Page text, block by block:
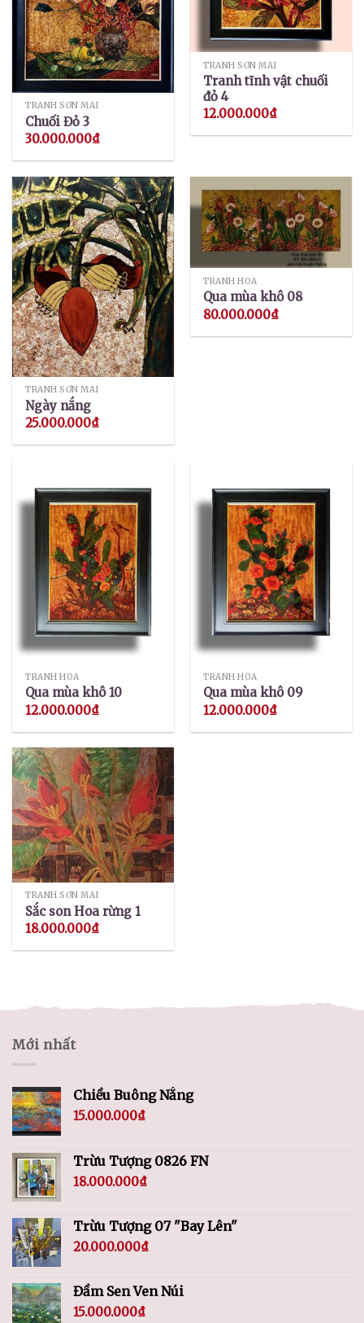
TRANH SƠN MÀI
Chuối Đỏ 3
30.000.000₫
TRANH SƠN MÀI
Tranh tĩnh vật chuối
đỏ 4
12.000.000₫
TRANH SƠN MÀI
Ngày nắng
25.000.000₫
TRANH HOA
Qua mùa khô 08
80.000.000₫
TRANH HOA
Qua mùa khô 10
12.000.000₫
TRANH HOA
Qua mùa khô 09
12.000.000₫
TRANH SƠN MÀI
Sắc son Hoa rừng 1
18.000.000₫
Mới nhất
Chiều Buông Nắng
15.000.000₫
Trừu Tượng 0826 FN
18.000.000₫
Trừu Tượng 07 "Bay Lên"
20.000.000₫
Đầm Sen Ven Núi
15.000.000₫